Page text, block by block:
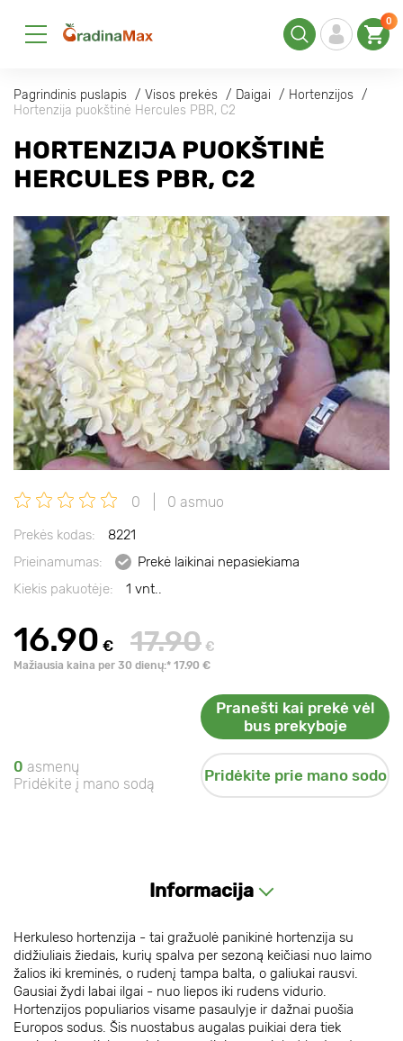
0
Pagrindinis puslapis Visos prekės Daigai
Hortenzijos
Hortenzija puokštinė Hercules PBR, С2
HORTENZIJA PUOKŠTINĖ
HERCULES PBR, С2
0 0 asmuo
Prekės kodas:
8221
Prieinamumas:
Prekė laikinai nepasiekiama
Kiekis pakuotėje:
1 vnt..
16.90 € 17.90 €
Mažiausia kaina per 30 dienų:* 17.90 €
Pranešti kai prekė vėl
bus prekyboje
0 asmenų
Pridėkite į mano sodą
Pridėkite prie mano sodo
Informacija
Herkuleso hortenzija - tai gražuolė panikinė hortenzija su
didžiuliais žiedais, kurių spalva per sezoną keičiasi nuo laimo
žalios iki kreminės, o rudenį tampa balta, o galiukai rausvi.
Gausiai žydi labai ilgai - nuo liepos iki rudens vidurio.
Hortenzijos populiarios visame pasaulyje ir dažnai puošia
Europos sodus. Šis nuostabus augalas puikiai dera tiek